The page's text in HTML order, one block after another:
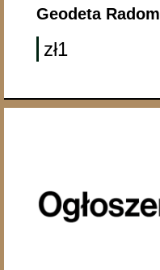
Geodeta Radom
zł1